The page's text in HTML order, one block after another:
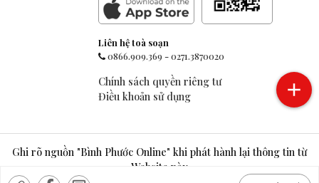
Liên hệ toà soạn
0866.909.369-0271.3870020
Chính sách quyền riêng tư
Điều khoản sử dụng
Ghi rõ nguồn "Bình Phước Online" khi phát hành lại thông tin từ
Website này